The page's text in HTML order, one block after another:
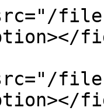
files/
files/